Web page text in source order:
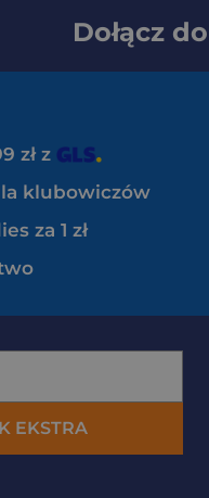
Dołącz do
zł z
klubowiczów
za 1 zł
EKSTRA